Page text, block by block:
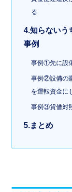
る
4.知らないう
事例
事例①先に設
事例②設備の
を運転資金に
事例③貸借対
5.まとめ